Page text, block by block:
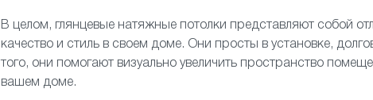
В целом, глянцевые натяжные потолки представляют собой
качество и стиль в своем доме. Они просты в установке,
того, они помогают визуально увеличить пространство
вашем доме.